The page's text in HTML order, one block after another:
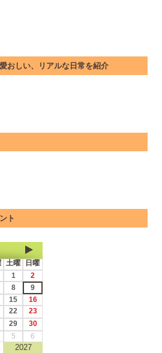
おしい、リアルな日常を紹介
ト
土曜
日曜
1
2
8
9
15 16
22
23
29
30
5 6
2027